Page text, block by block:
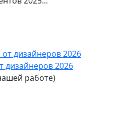
дизайнеров 2026
работе)